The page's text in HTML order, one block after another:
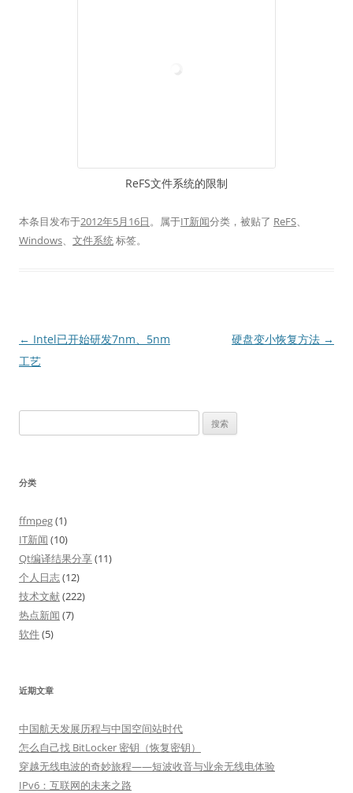
ReFS文件系统的限制
本条目发布于2012年5月16日。属于IT新闻分类，被贴了 ReFS、
Windows、 文件系统标签。
文
章
← Intel已开始研发7nm、5nm
工艺
硬盘变小恢复方法 →
索：
分类
ffmpeg(1)
IT新闻 (10)
Qt编译结果分享(11)
个人日志(12)
技术文献(222)
热点新闻 (7)
软件(5)
近期文章
中国航天发展历程与中国空间站时代
怎么自己找 BitLocker 密钥（恢复密钥）
穿越无线电波的奇妙旅程——短波收音与业余无线电体验
IPv6：互联网的未来之路